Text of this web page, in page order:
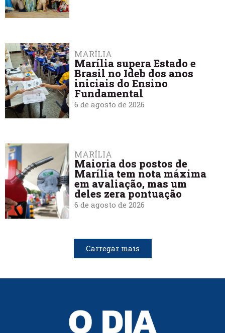
MARÍLIA
Marília supera Estado e
Brasil no Ideb dos anos
iniciais do Ensino
Fundamental
6 de agosto de 2026
MARÍLIA
Maioria dos postos de
Marília tem nota máxima
em avaliação, mas um
deles zera pontuação
6 de agosto de 2026
Carregar mais